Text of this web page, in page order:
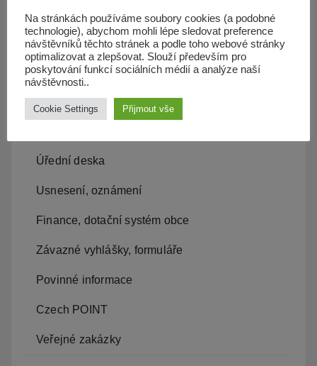
Občan server
Dopravní obslužnost
Obecní úřad
Úřední deska
Usnesení, oznámení
Finance, dotační systém obce
Závazné vyhlášky, formuláře
Povinné informace
Czech POINT
Veřejné zakázky
Na stránkách používáme soubory cookies (a podobné
technologie), abychom mohli lépe sledovat preference
návštěvníků těchto stránek a podle toho webové stránky
optimalizovat a zlepšovat. Slouží především pro
poskytování funkcí sociálních médií a analýze naší
návštěvnosti..
Cookie Settings Přijmout vše